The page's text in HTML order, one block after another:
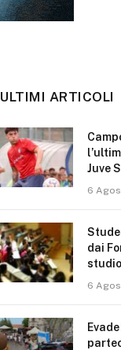
ULTIMI ARTICOLI
Juve
6
dai
studio
6